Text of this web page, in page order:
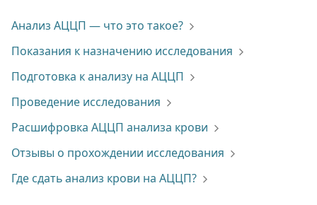
Анализ АЦЦП — что это такое?
Показания к назначению исследования
Подготовка к анализу на АЦЦП
Проведение исследования
Расшифровка АЦЦП анализа крови
Отзывы о прохождении исследования
Где сдать анализ крови на АЦЦП?